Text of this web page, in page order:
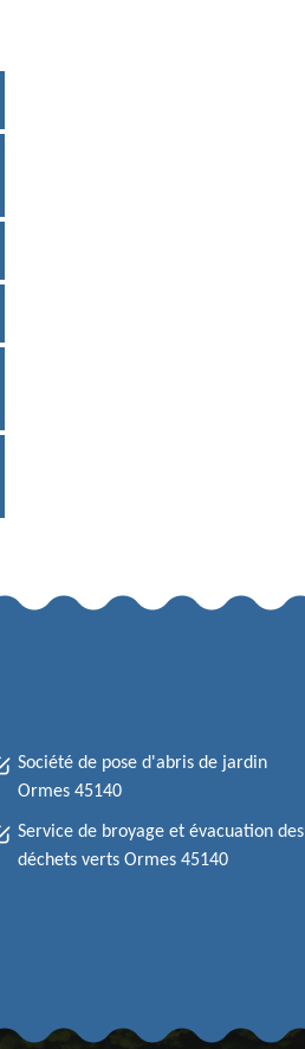
Société de pose d'abris de jardin
Ormes 45140
Service de broyage et évacuation des
déchets verts Ormes 45140